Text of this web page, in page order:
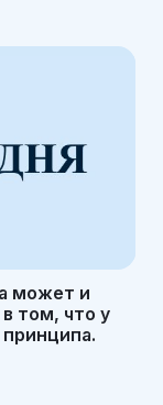
может и
том, что у